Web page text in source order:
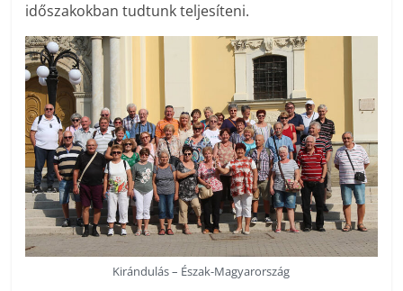
időszakokban tudtunk teljesíteni.
Kirándulás – Észak-Magyarország